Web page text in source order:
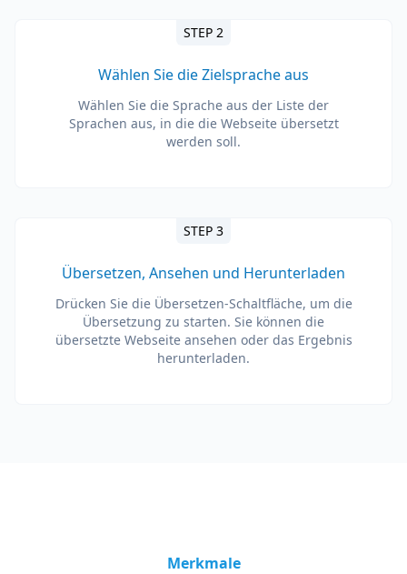
STEP 2
Wählen Sie die Zielsprache aus
Wählen Sie die Sprache aus der Liste der
Sprachen aus, in die die Webseite übersetzt
werden soll.
STEP 3
Übersetzen, Ansehen und Herunterladen
Drücken Sie die Übersetzen-Schaltfläche, um die
Übersetzung zu starten. Sie können die
übersetzte Webseite ansehen oder das Ergebnis
herunterladen.
Merkmale